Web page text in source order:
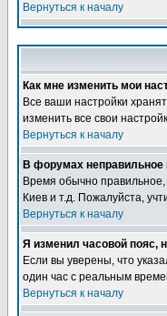
Вернуться к началу
Как мне изменить мои
Все ваши настройки
изменить все свои
Вернуться к началу
В форумах неправильное
Время обычно правильное,
Киев и т.д. Пожалуйста,
Вернуться к началу
Я изменил часовой пояс,
Если вы уверены, что
один час с реальным
Вернуться к началу